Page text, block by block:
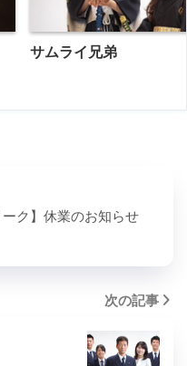
サムライ兄弟
ーク】休業のお知らせ
次の記事